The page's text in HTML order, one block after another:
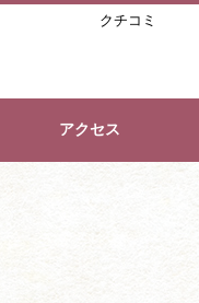
クチコミ
アクセス